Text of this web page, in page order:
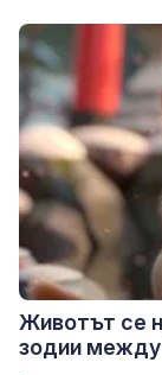
Животът се
зодии между